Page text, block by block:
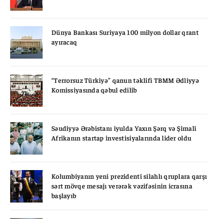
Dünya Bankası Suriyaya 100 milyon dollar qrant
ayıracaq
“Terrorsuz Türkiyə” qanun təklifi TBMM Ədliyyə
Komissiyasında qəbul edilib
Səudiyyə Ərəbistanı iyulda Yaxın Şərq və Şimali
Afrikanın startap investisiyalarında lider oldu
Kolumbiyanın yeni prezidenti silahlı qruplara qarşı
sərt mövqe mesajı verərək vəzifəsinin icrasına
başlayıb